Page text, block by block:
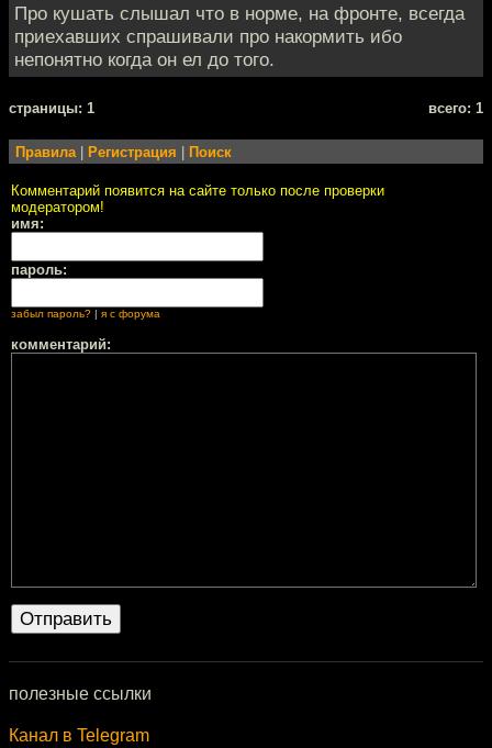
Про кушать слышал что в норме, на фронте, всегда
приехавших спрашивали про накормить ибо
непонятно когда он ел до того.
cтраницы: 1 всего: 1
Правила| Регистрация Поиск
Комментарий появится на сайте только после проверки
модератором!
имя:
пароль:
забыл пароль? я с форума
комментарий:
полезные ссылки
Канал в Telegram